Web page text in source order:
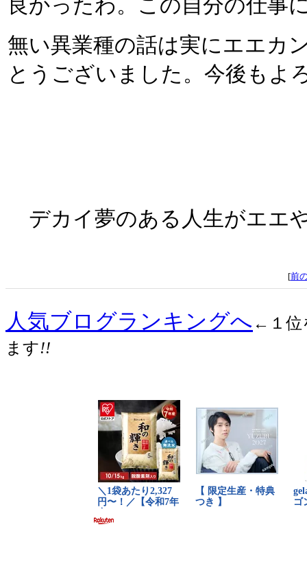
良かったわ。この自分の仕事
無い異業種の話は実にエエカ
とうございました。今後もよ
デカイ夢のある人生がエエ
[前
人気ブログランキングへ ←１位
ます!!